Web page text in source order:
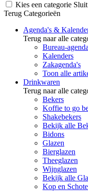
Kies een categorie Sluit
Terug Categorieën
Agenda's &
Terug naar alle
Bureau-
Kalenders
Zakagenda's
Toon alle
Drinkwaren
Terug naar alle
Bekers
Koffie to go
Shakebekers
Bekijk alle
Bidons
Glazen
Bierglazen
Theeglazen
Wijnglazen
Bekijk alle
Kop en